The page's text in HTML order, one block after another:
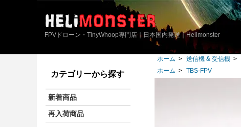
FPVドローン・TinyWhoop専門店｜日本国内発送｜Helimonster
ホーム > 送信機 & 受信機 >
ホーム > TBS-FPV
カテゴリーから探す
新着商品
再入荷商品